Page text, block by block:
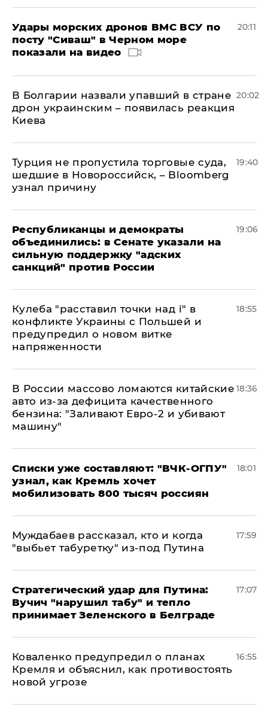
Удары морских дронов ВМС ВСУ по
посту "Сиваш" в Черном море
показали на видео
20:11
В Болгарии назвали упавший в стране
дрон украинским – появилась реакция
Киева
20:02
Турция не пропустила торговые суда,
шедшие в Новороссийск, – Bloomberg
узнал причину
19:40
Республиканцы и демократы
объединились: в Сенате указали на
сильную поддержку "адских
санкций" против России
19:06
Кулеба "расставил точки над і" в
конфликте Украины с Польшей и
предупредил о новом витке
напряженности
18:55
В России массово ломаются китайские
авто из-за дефицита качественного
бензина: "Заливают Евро-2 и убивают
машину"
18:36
Списки уже составляют: "ВЧК-ОГПУ"
узнал, как Кремль хочет
мобилизовать 800 тысяч россиян
18:01
Муждабаев рассказал, кто и когда
"выбьет табуретку" из-под Путина
17:59
Стратегический удар для Путина:
Вучич "нарушил табу" и тепло
принимает Зеленского в Белграде
17:07
Коваленко предупредил о планах
Кремля и объяснил, как противостоять
новой угрозе
16:55